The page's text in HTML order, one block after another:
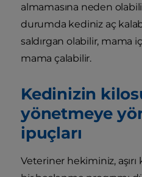
almamasına neden
durumda kediniz aç
saldırgan olabilir, mama
mama çalabilir.
Kedinizin
yönetmeye
ipuçları
Veteriner hekiminiz, aşırı